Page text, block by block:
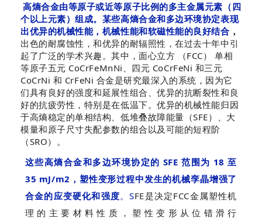
高熵合金由等原子或近等原子比例的多主金属元素（四
个以上元素）组成。某些高熵合金和多边环境协定表现
出优异的机械性能，机械性能和软磁性能的良好结合 ，
出色的耐腐蚀性，和优异的耐辐照性 ，在过去十年中引
起了广泛的学术兴趣。其中，面心立方 （FCC） 单相
等原子五元 CoCrFeMnNi、四元 CoCrFeNi 和三元
CoCrNi 和 CrFeNi 合金是研究最深入的系统，因为它
们具有良好的强度和延展性组合、优异的抗断裂性和 良
好的抗疲劳性，特别是在低温下。优异的机械性能归因
于高熵稳定的单相结构、低堆叠故障能量 （SFE）、大
模量和原子尺寸失配参数的组合以及可能的短程阶
（SRO）。
这些高熵合金和多边环境协定的 SFE 范围为 18 至
35 mJ/m2，塑性变形过程中发生的机械孪晶增强了
合金的应变硬化和强度。SFE是决定FCC金属塑性机
理的主要材料性质，塑性变形从位错滑行